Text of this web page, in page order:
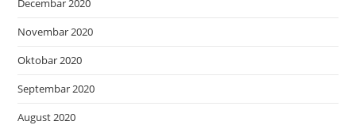
Novembar 2020
Oktobar 2020
Septembar 2020
August 2020